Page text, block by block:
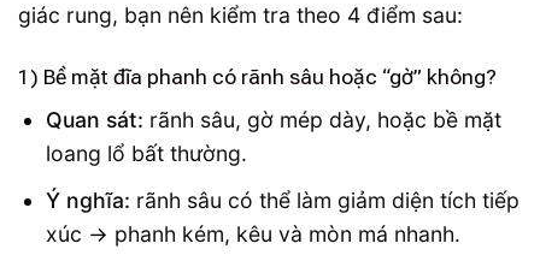
giác rung, bạn nên kiểm tra theo 4 điểm sau:
1) Bề mặt đĩa phanh có rãnh sâu hoặc “gờ” không?
Quan sát: rãnh sâu, gờ mép dày, hoặc bề mặt
loang lổ bất thường.
Ý nghĩa: rãnh sâu có thể làm giảm diện tích tiếp
xúc → phanh kém, kêu và mòn má nhanh.